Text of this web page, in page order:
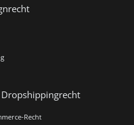
Dropshippingrecht
Recht